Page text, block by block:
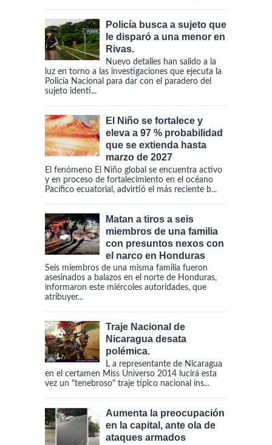
Policía busca a sujeto que
le disparó a una menor en
Rivas.
Nuevo detalles han salido a la
luz en torno a las investigaciones que ejecuta la
Policía Nacional para dar con el paradero del
sujeto identi...
El Niño se fortalece y
eleva a 97 % probabilidad
que se extienda hasta
marzo de 2027
El fenómeno El Niño global se encuentra activo
y en proceso de fortalecimiento en el océano
Pacífico ecuatorial, advirtió el más reciente b...
Matan a tiros a seis
miembros de una familia
con presuntos nexos con
el narco en Honduras
Seis miembros de una misma familia fueron
asesinados a balazos en el norte de Honduras,
informaron este miércoles autoridades, que
atribuyer...
Traje Nacional de
Nicaragua desata
polémica.
L a representante de Nicaragua
en el certamen Miss Universo 2014 lucirá esta
vez un "tenebroso" traje típico nacional ins...
Aumenta la preocupación
en la capital, ante ola de
ataques armados